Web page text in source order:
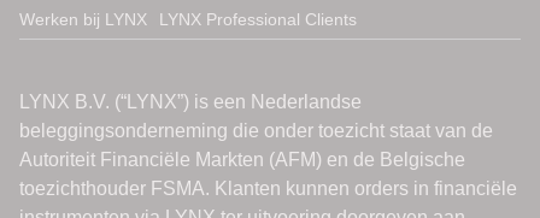
Werken bij LYNX
LYNX Professional Clients